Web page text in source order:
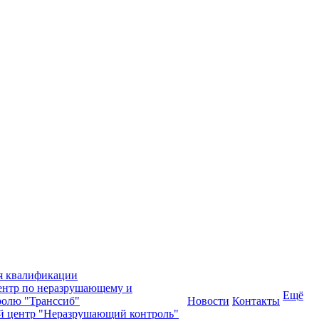
квалификации
по неразрушающему и
"Транссиб"
центр "Неразрушающий контроль"
Новости Контакты Ещё